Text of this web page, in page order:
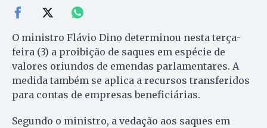
O ministro Flávio Dino determinou nesta terça-
feira (3) a proibição de saques em espécie de
valores oriundos de emendas parlamentares. A
medida também se aplica a recursos transferidos
para contas de empresas beneficiárias.
Segundo o ministro, a vedação aos saques em